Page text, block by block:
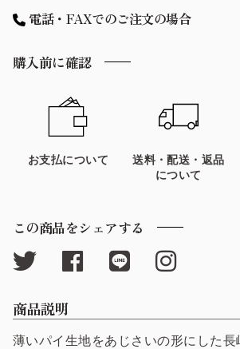
電話・FAXでのご注文の場合
購入前に確認
お支払について
送料・配送・返品
について
この商品をシェアする
商品説明
薄いパイ生地をあじさいの形にした